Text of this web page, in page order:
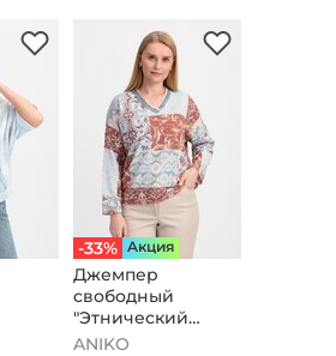
-33% Aкция
Джемпер
свободный
"Этнический
рисунок", голубой
ANIKO